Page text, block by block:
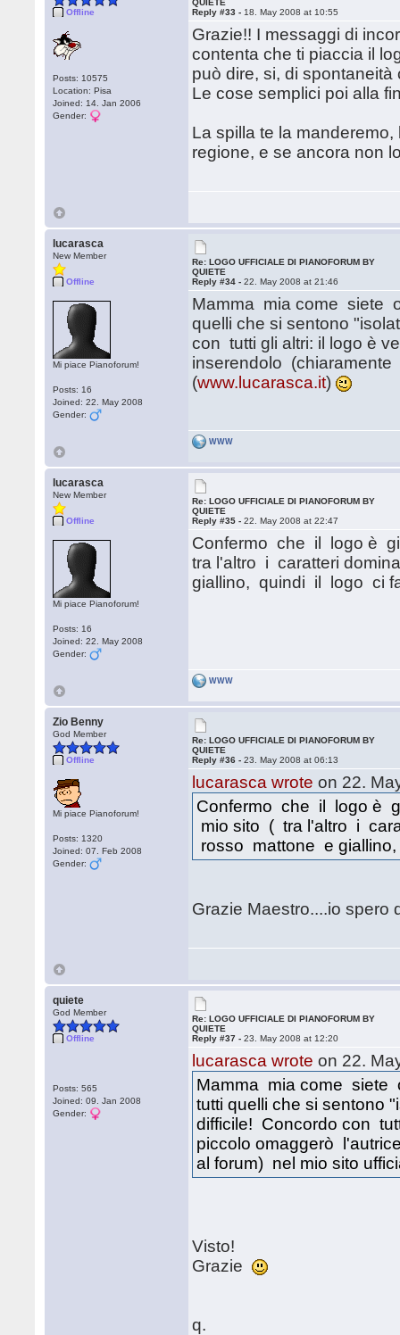
Offline
Posts: 10575
Location: Pisa
Joined: 14. Jan 2006
Gender:
QUIETE
Reply #33 - 18. May 2008 at 10:55
Grazie!! I messaggi di
contenta che ti piaccia il
può dire, si, di
Le cose semplici poi alla
La spilla te la
regione, e se ancora non
lucarasca
New Member
Offline
Mi piace Pianoforum!
Posts: 16
Joined: 22. May 2008
Gender:
Re: LOGO UFFICIALE DI PIANOFORUM BY
QUIETE
Reply #34 -22. May 2008 at 21:46
Mamma mia come siete
quelli che si sentono
con tutti gli altri: il logo è
inserendolo
(www.lucarasca.it)
WWW
lucarasca
New Member
Offline
Mi piace Pianoforum!
Posts: 16
Joined: 22. May 2008
Gender:
Re: LOGO UFFICIALE DI PIANOFORUM BY
QUIETE
Reply #35 -22. May 2008 at 22:47
Confermo che il logo è
tra l'altro i caratteri
giallino, quindi il logo ci
WWW
Zio Benny
God Member
Offline
Mi piace Pianoforum!
Posts: 1320
Joined: 07. Feb 2008
Gender:
Re: LOGO UFFICIALE DI PIANOFORUM BY
QUIETE
Reply #36 -23. May 2008 at 06:13
lucarasca wrote on 22.
Confermo che il logo è
mio sito ( tra l'altro i
rosso mattone e
Grazie Maestro....io
quiete
God Member
Offline
Posts: 565
Joined: 09. Jan 2008
Gender:
Re: LOGO UFFICIALE DI PIANOFORUM BY
QUIETE
Reply #37 -23. May 2008 at 12:20
lucarasca wrote on 22.
Mamma mia come siete
tutti quelli che si
difficile! Concordo con
piccolo omaggerò
al forum) nel mio sito
Visto!
Grazie
q.